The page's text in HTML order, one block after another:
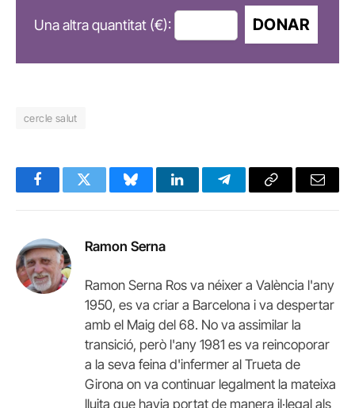
Una altra quantitat (€): DONAR
cercle salut
FacebookTwitter BlueskyLinkedInTelegramCopy
Email
Ramon Serna
Ramon Serna Ros va néixer a València l'any
1950, es va criar a Barcelona i va despertar
amb el Maig del 68. No va assimilar la
transició, però l'any 1981 es va reincoporar
a la seva feina d'infermer al Trueta de
Girona on va continuar legalment la mateixa
lluita que havia portat de manera il·legal als